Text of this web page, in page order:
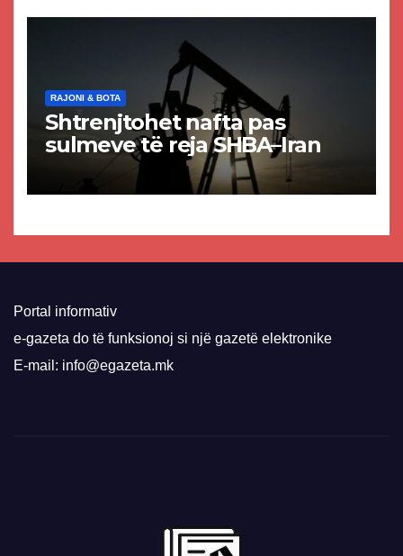
RAJONI & BOTA
Shtrenjtohet nafta pas
sulmeve të reja SHBA–Iran
Portal informativ
e-gazeta do të funksionoj si një gazetë elektronike
E-mail: info@egazeta.mk